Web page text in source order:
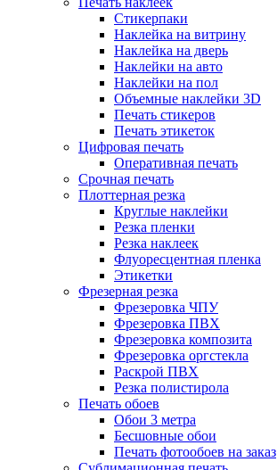
Стикерпаки
Наклейка на витрину
Наклейка на дверь
Наклейки на авто
Наклейки на пол
Объемные наклейки 3D
Печать стикеров
Печать этикеток
Цифровая печать
Оперативная печать
Срочная печать
Плоттерная резка
Круглые наклейки
Резка пленки
Резка наклеек
Флуоресцентная пленка
Этикетки
Фрезерная резка
Фрезеровка ЧПУ
Фрезеровка ПВХ
Фрезеровка композита
Фрезеровка оргстекла
Раскрой ПВХ
Резка полистирола
Печать обоев
Обои 3 метра
Бесшовные обои
Печать фотообоев на заказ